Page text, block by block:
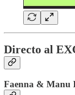
Directo al
Faenna & Manu